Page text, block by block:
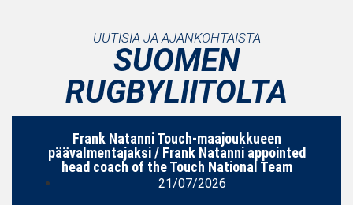
UUTISIA JA AJANKOHTAISTA
SUOMEN
RUGBYLIITOLTA
Frank Natanni Touch-maajoukkueen
päävalmentajaksi / Frank Natanni appointed
head coach of the Touch National Team
21/07/2026